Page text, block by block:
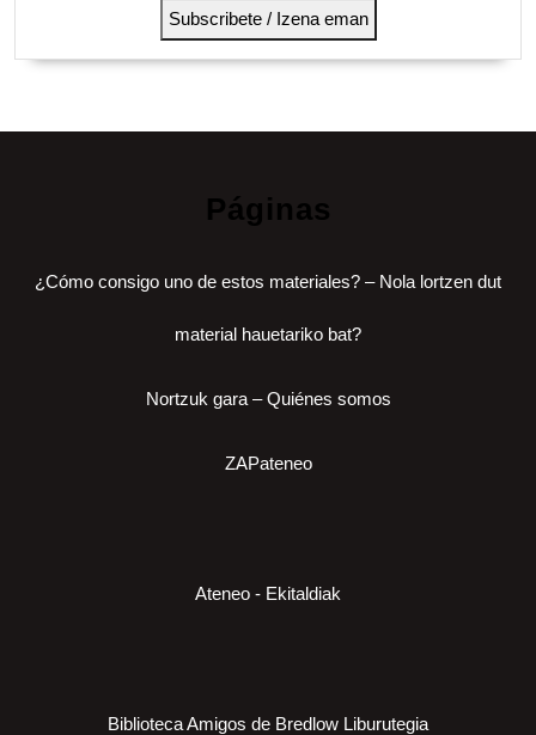
Subscribete / Izena eman
Páginas
¿Cómo consigo uno de estos materiales? – Nola lortzen dut
material hauetariko bat?
Nortzuk gara – Quiénes somos
ZAPateneo
Ateneo - Ekitaldiak
Biblioteca Amigos de Bredlow Liburutegia